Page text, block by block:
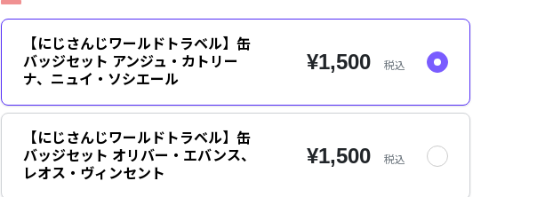
【にじさんじワールドトラベル】缶
バッジセット アンジュ・カトリー
ナ、ニュイ・ソシエール
¥1,500 税込
【にじさんじワールドトラベル】缶
バッジセット オリバー・エバンス、
レオス・ヴィンセント
¥1,500 税込